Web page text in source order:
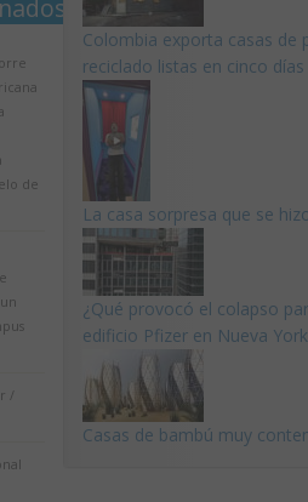
de
/
Colombia exporta casas de
reciclado listas en cinco días
La casa sorpresa que se
¿Qué provocó el colapso
edificio Pfizer en Nueva
Casas de bambú muy